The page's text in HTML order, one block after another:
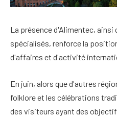
La présence d'Alimentec, ainsi
spécialisés, renforce la
d'affaires et d'activité
En juin, alors que d'autres
folklore et les célébrations
des visiteurs ayant des